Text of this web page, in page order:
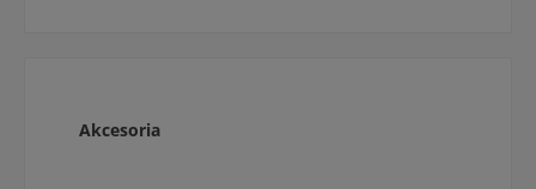
Pomiń galerię produktów
Akcesoria